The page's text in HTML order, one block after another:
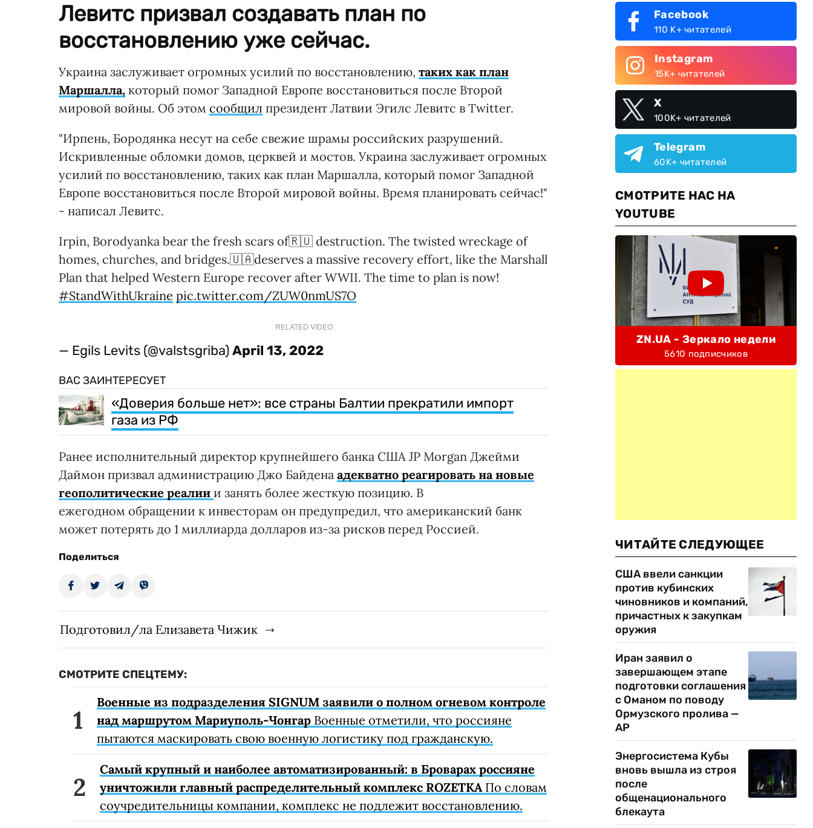
Левитс призвал создавать план по
восстановлению уже сейчас.
Украина заслуживает огромных усилий по восстановлению, таких как план
Маршалла, который помог Западной Европе восстановиться после Второй
мировой войны. Об этом сообщил президент Латвии Эгилс Левитс в Twitter.
"Ирпень, Бородянка несут на себе свежие шрамы российских разрушений.
Искривленные обломки домов, церквей и мостов. Украина заслуживает огромных
усилий по восстановлению, таких как план Маршалла, который помог Западной
Европе восстановиться после Второй мировой войны. Время планировать сейчас!"
- написал Левитс.
Irpin, Borodyanka bear the fresh scars of🇷🇺 destruction. The twisted wreckage of
homes, churches, and bridges.🇺🇦deserves a massive recovery effort, like the Marshall
Plan that helped Western Europe recover after WWII. The time to plan is now!
#StandWithUkraine pic.twitter.com/ZUW0nmUS7O
RELATED VIDEO
— Egils Levits (@valstsgriba)April 13, 2022
ВАС ЗАИНТЕРЕСУЕТ
«Доверия больше нет»: все страны Балтии прекратили импорт
газа из РФ
Ранее исполнительный директор крупнейшего банка США JP Morgan Джейми
Даймон призвал администрацию Джо Байдена адекватно реагировать на новые
геополитические реалии и занять более жесткую позицию. В
ежегодном обращении к инвесторам он предупредил, что американский банк
может потерять до 1 миллиарда долларов из-за рисков перед Россией.
Поделиться
Подготовил/ла Елизавета Чижик
СМОТРИТЕ СПЕЦТЕМУ:
Военные из подразделения SIGNUM заявили о полном огневом контроле
над маршрутом Мариуполь-Чонгар Военные отметили, что россияне
пытаются маскировать свою военную логистику под гражданскую.
Самый крупный и наиболее автоматизированный: в Броварах россияне
уничтожили главный распределительный комплекс ROZETKAПо словам
соучредительницы компании, комплекс не подлежит восстановлению.
Facebook
110 K+ читателей
Instagram
15K+ читателей
X
100K+ читателей
Telegram
60K+ читателей
СМОТРИТЕ НАС НА
YOUTUBE
ZN.UA - Зеркало недели
5610 подписчиков
ЧИТАЙТЕ СЛЕДУЮЩЕЕ
США ввели санкции
против кубинских
чиновников и компаний,
причастных к закупкам
оружия
Иран заявил о
завершающем этапе
подготовки соглашения
с Оманом по поводу
Ормузского пролива —
AP
Энергосистема Кубы
вновь вышла из строя
после
общенационального
блекаута